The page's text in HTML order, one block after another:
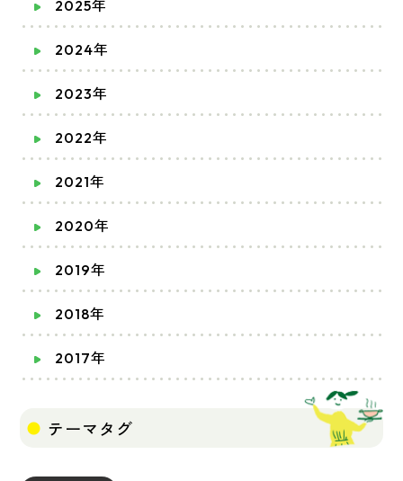
2025年
2024年
2023年
2022年
2021年
2020年
2019年
2018年
2017年
テーマタグ